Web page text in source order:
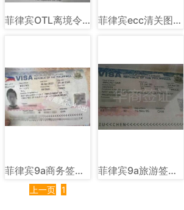
菲律宾OTL离境令图片样式讲解 菲律宾ecc清关图片样式讲解
菲律宾9a商务签样式图片 菲律宾9a旅游签样式图片
上一页 1